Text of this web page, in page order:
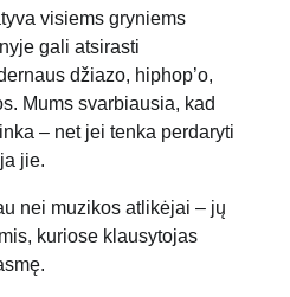
visiems gryniems
gali atsirasti
džiazo, hiphop’o,
Mums svarbiausia, kad
– net jei tenka perdaryti
jie.
nei muzikos atlikėjai – jų
kuriose klausytojas